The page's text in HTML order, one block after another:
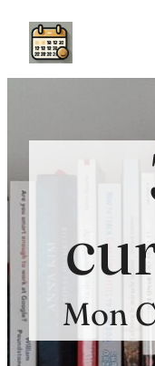
Aller
contenu
Mon